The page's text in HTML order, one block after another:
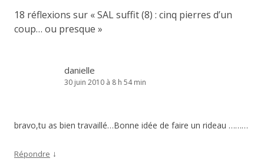
18 réflexions sur «SAL suffit (8) : cinq pierres d’un
coup… ou presque »
danielle
30 juin 2010 à 8 h 54 min
bravo,tu as bien travaillé…Bonne idée de faire un rideau ………
Répondre ↓